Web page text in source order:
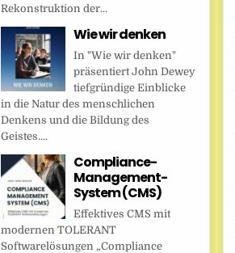
Rekonstruktion der...
Wie wir denken
In "Wie wir denken"
präsentiert John Dewey
tiefgründige Einblicke
in die Natur des menschlichen
Denkens und die Bildung des
Geistes....
Compliance-
Management-
System (CMS)
Effektives CMS mit
modernen TOLERANT
Softwarelösungen „Compliance